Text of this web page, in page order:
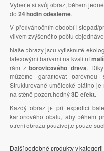
Vyberte si svůj obraz, během
do 24 hodin odešleme.
V předvánočním období listopad/
vlivem zvýšeného počtu
Naše obrazy jsou vytisknuté
latexovými barvami na kvalitní
rám zborovicového dřeva.
můžeme garantovat
Strukturované umělecké plátno
na stěně pozoruhodný3D efekt.
Každý obraz je při expedici
kartonového obalu, aby během
otření obrazu používejte pouze
Další podobné produkty v kategorii